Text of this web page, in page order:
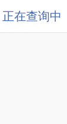
正在查询中